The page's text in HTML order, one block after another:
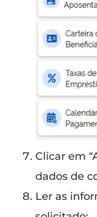
Clicar em
dados de
Ler as